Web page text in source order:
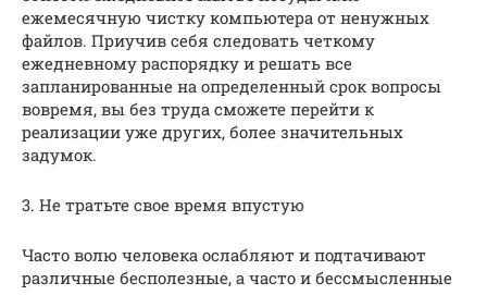
ежемесячную чистку компьютера от ненужных
файлов. Приучив себя следовать четкому
ежедневному распорядку и решать все
запланированные на определенный срок вопросы
вовремя, вы без труда сможете перейти к
реализации уже других, более значительных
задумок.
3. Не тратьте свое время впустую
Часто волю человека ослабляют и подтачивают
различные бесполезные, а часто и бессмысленные